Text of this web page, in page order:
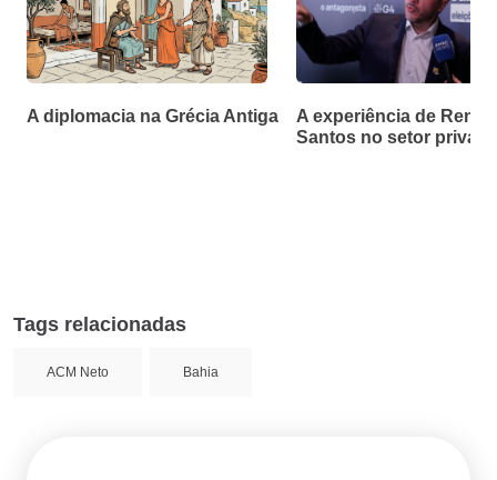
A diplomacia na Grécia Antiga
A experiência de Renan
Santos no setor
Tags relacionadas
ACM Neto Bahia